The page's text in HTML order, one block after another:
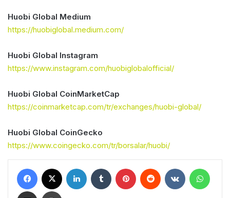
Huobi Global Medium
https://huobiglobal.medium.com/
Huobi Global Instagram
https://www.instagram.com/huobiglobalofficial/
Huobi Global CoinMarketCap
https://coinmarketcap.com/tr/exchanges/huobi-global/
Huobi Global CoinGecko
https://www.coingecko.com/tr/borsalar/huobi/